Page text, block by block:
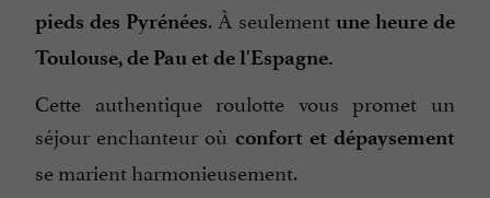
pieds des Pyrénées. À seulement une heure de
Toulouse,de Pau et de l'Espagne.
Cette authentique roulotte vous promet un
séjour enchanteur où confort et dépaysement
se marient harmonieusement.